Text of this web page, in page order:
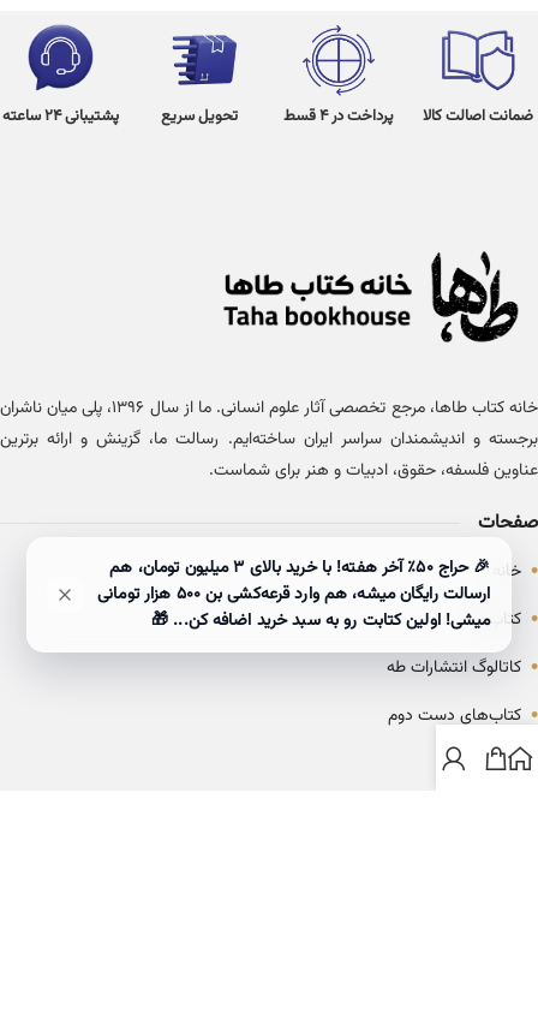
ضمانت اصالت کالا پرداخت در 4 قسط تحویل سریع پشتیبانی 24 ساعته
خانه کتاب طاها، مرجع تخصصی آثار علوم انسانی. ما از سال ۱۳۹۶، پلی میان ناشران
برجسته و اندیشمندان سراسر ایران ساخته‌ایم. رسالت ما، گزینش و ارائه برترین
عناوین فلسفه، حقوق، ادبیات و هنر برای شماست.
صفحات
• خانه
• کتاب‌ها
• کاتالوگ انتشارات طه
• کتاب‌های دست دوم
• بلاگ
🎉 حراج ۵۰٪ آخر هفته! با خرید بالای 3 میلیون تومان، هم
ارسالت رایگان میشه، هم وارد قرعه‌کشی بن ۵۰۰ هزار تومانی
میشی! اولین کتابت رو به سبد خرید اضافه کن... 🎁